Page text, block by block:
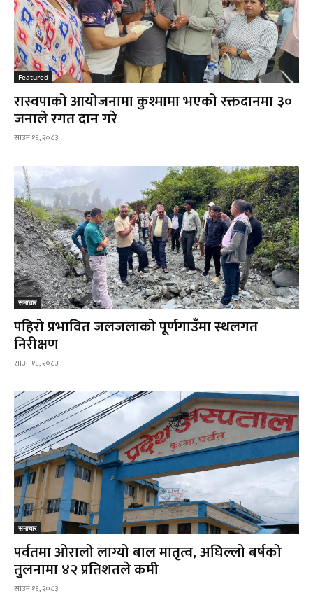
Featured
रास्वपाको आयोजनामा कुश्मामा भएको रक्तदानमा ३०
जनाले रगत दान गरे
साउन १६, २०८३
समाचार
पहिरो प्रभावित जलजलाको पूर्णगाउँमा स्थलगत
निरीक्षण
साउन १६, २०८३
समाचार
पर्वतमा ओरालो लाग्यो बाल मातृत्व, अघिल्लो बर्षको
तुलनामा ४२ प्रतिशतले कमी
साउन १६, २०८३